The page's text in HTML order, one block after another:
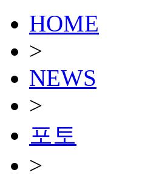
HOME
>
NEWS
>
포토
>